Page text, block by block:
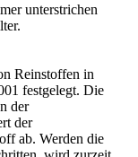
unterstrichen
Reinstoffen in
festgelegt. Die
der
der
ab. Werden die